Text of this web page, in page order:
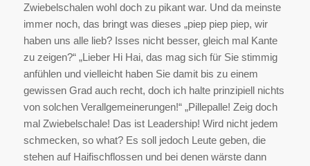
Zwiebelschalen wohl doch zu pikant war. Und da meinste
immer noch, das bringt was dieses „piep piep piep, wir
haben uns alle lieb? Isses nicht besser, gleich mal Kante
zu zeigen?“ „Lieber Hi Hai, das mag sich für Sie stimmig
anfühlen und vielleicht haben Sie damit bis zu einem
gewissen Grad auch recht, doch ich halte prinzipiell nichts
von solchen Verallgemeinerungen!“ „Pillepalle! Zeig doch
mal Zwiebelschale! Das ist Leadership! Wird nicht jedem
schmecken, so what? Es soll jedoch Leute geben, die
stehen auf Haifischflossen und bei denen wärste dann